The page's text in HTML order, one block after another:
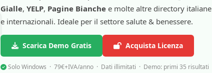
Gialle, YELP, Pagine Bianche e molte altre directory italiane
e internazionali. Ideale per il settore salute & benessere.
Scarica Demo Gratis Acquista Licenza
Solo Windows · 79€+IVA/anno · Dati illimitati · Demo: primi 35 risultati